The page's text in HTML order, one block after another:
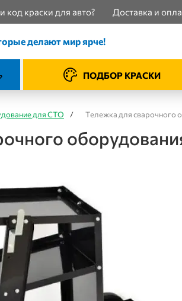
код краски для авто? Доставка и
делают мир ярче!
ПОДБОР КРАСКИ
для СТО / Тележка для сварочного